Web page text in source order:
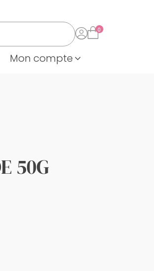
Mon compte
50G